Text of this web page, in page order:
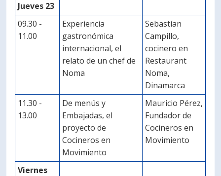
Jueves 23
09.30 -
11.00
Experiencia
gastronómica
internacional, el
relato de un chef de
Noma
Sebastían
Campillo,
cocinero en
Restaurant
Noma,
Dinamarca
11.30 -
13.00
De menús y
Embajadas, el
proyecto de
Cocineros en
Movimiento
Mauricio Pérez,
Fundador de
Cocineros en
Movimiento
Viernes